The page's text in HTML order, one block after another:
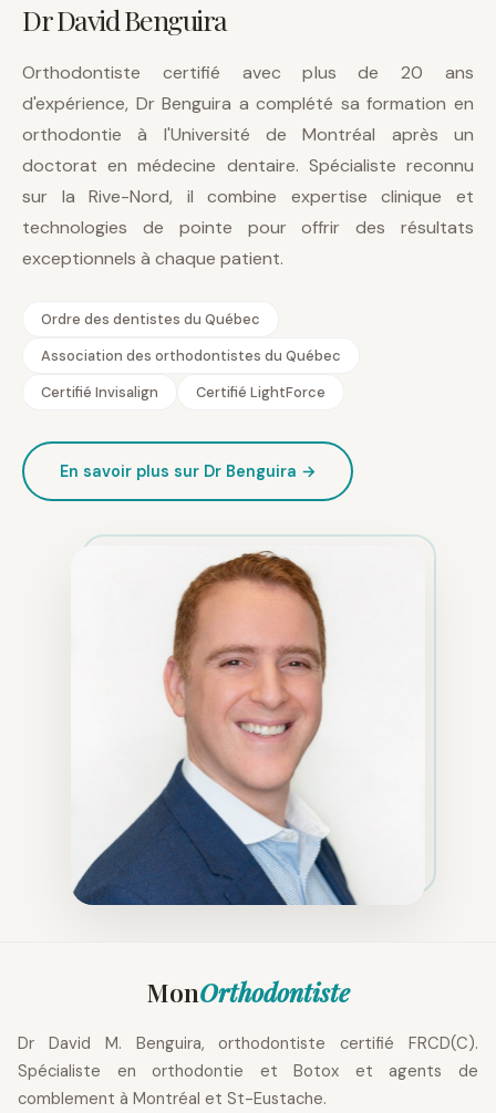
Dr David Benguira
Orthodontiste certifié avec plus de 20 ans
d'expérience, Dr Benguira a complété sa formation en
orthodontie à l'Université de Montréal après un
doctorat en médecine dentaire. Spécialiste reconnu
sur la Rive-Nord, il combine expertise clinique et
technologies de pointe pour offrir des résultats
exceptionnels à chaque patient.
Ordre des dentistes du Québec
Association des orthodontistes du Québec
Certifié Invisalign
Certifié LightForce
En savoir plus sur Dr Benguira →
MonOrthodontiste
Dr David M. Benguira, orthodontiste certifié FRCD(C).
Spécialiste en orthodontie et Botox et agents de
comblement à Montréal et St-Eustache.